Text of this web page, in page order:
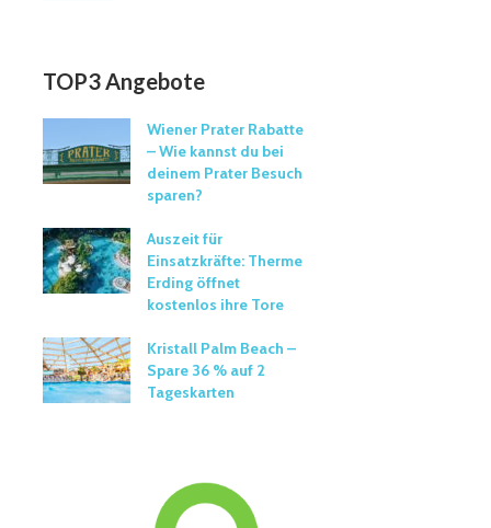
TOP3 Angebote
Wiener Prater Rabatte
– Wie kannst du bei
deinem Prater Besuch
sparen?
Auszeit für
Einsatzkräfte: Therme
Erding öffnet
kostenlos ihre Tore
Kristall Palm Beach –
Spare 36 % auf 2
Tageskarten